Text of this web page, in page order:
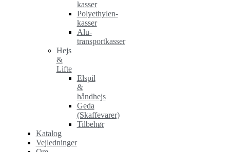
kasser
Polyethylen-
kasser
Alu-
transportkasser
Hejs
&
Lifte
Elspil
&
håndhejs
Geda
(Skaffevarer)
Tilbehør
Katalog
Vejledninger